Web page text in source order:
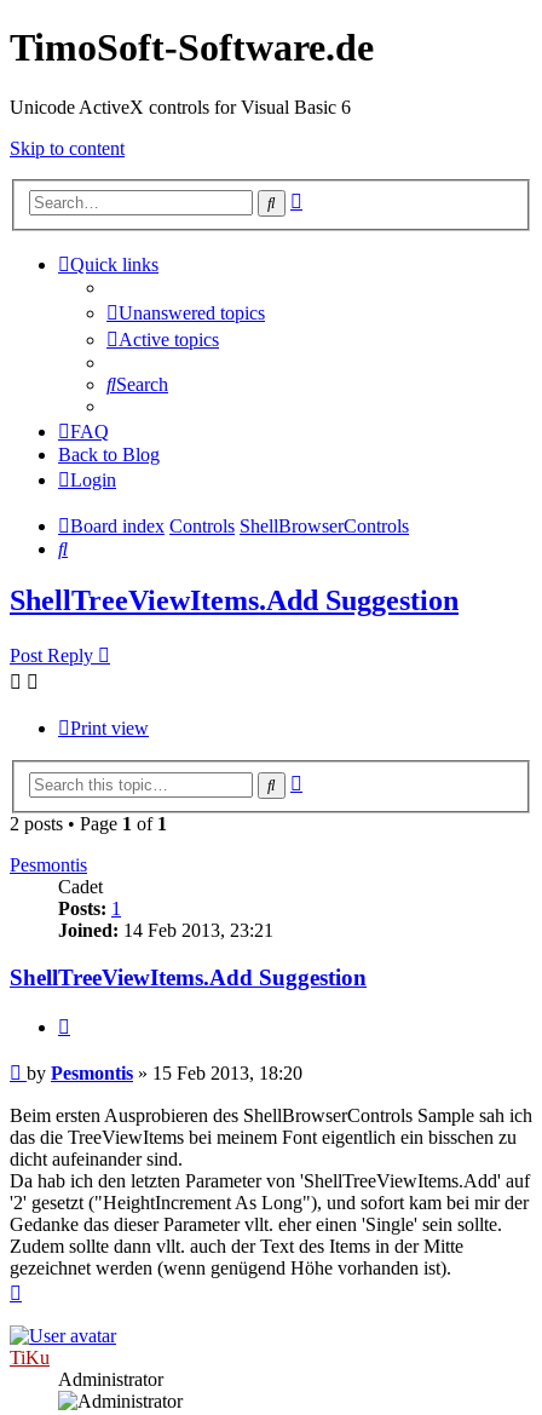
TimoSoft-Software.de
Unicode ActiveX controls for Visual Basic 6
Skip to content
Search
Quick links
Unanswered topics
Active topics
Search
FAQ
Back to Blog
Login
Board index Controls ShellBrowserControls
Search
ShellTreeViewItems.Add Suggestion
Post Reply
Print view
Search
2 posts • Page 1 of 1
Pesmontis
Cadet
Posts: 1
Joined: 14 Feb 2013, 23:21
ShellTreeViewItems.Add Suggestion
Post
by Pesmontis » 15 Feb 2013, 18:20
Beim ersten Ausprobieren des ShellBrowserControls Sample sah ich
das die TreeViewItems bei meinem Font eigentlich ein bisschen zu
dicht aufeinander sind.
Da hab ich den letzten Parameter von 'ShellTreeViewItems.Add' auf
'2' gesetzt ("HeightIncrement As Long"), und sofort kam bei mir der
Gedanke das dieser Parameter vllt. eher einen 'Single' sein sollte.
Zudem sollte dann vllt. auch der Text des Items in der Mitte
gezeichnet werden (wenn genügend Höhe vorhanden ist).
TiKu
Administrator